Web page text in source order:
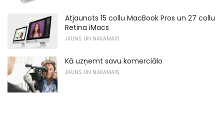
Atjaunots 15 collu MacBook Pros un 27 collu
Retina iMacs
JAUNS UN NĀKAMAIS
Kā uzņemt savu komerciālo
JAUNS UN NĀKAMAIS